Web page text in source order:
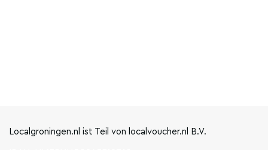
Localgroningen.nl ist Teil von localvoucher.nl B.V.